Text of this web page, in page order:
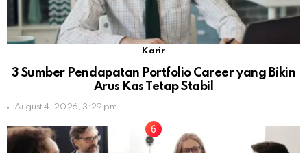
Karir
3 Sumber Pendapatan Portfolio Career yang Bikin
Arus Kas Tetap Stabil
August 4, 2026, 3:29 pm